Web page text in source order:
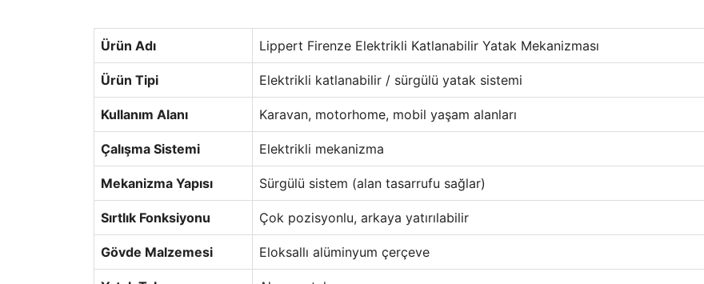
Ürün Adı Lippert Firenze Elektrikli Katlanabilir Yatak Mekanizması
Ürün Tipi Elektrikli katlanabilir / sürgülü yatak sistemi
Kullanım Alanı Karavan, motorhome, mobil yaşam alanları
Çalışma Sistemi Elektrikli mekanizma
Mekanizma Yapısı Sürgülü sistem (alan tasarrufu sağlar)
Sırtlık Fonksiyonu Çok pozisyonlu, arkaya yatırılabilir
Gövde Malzemesi Eloksallı alüminyum çerçeve